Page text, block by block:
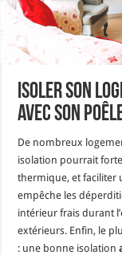
Isoler son
avec son
De nombreux
isolation pourrait
thermique, et faciliter
empêche les
intérieur frais durant
extérieurs. Enfin, le
: une bonne isolation